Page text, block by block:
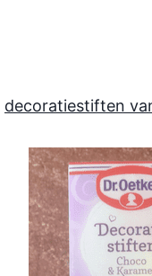
decoratiestiften